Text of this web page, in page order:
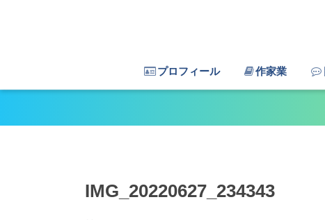
プロフィール 作家業
IMG_20220627_234343